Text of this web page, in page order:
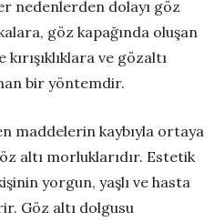
nedenlerden dolayı göz
göz kapağında oluşan
ve gözaltı
bir yöntemdir.
maddelerin kaybıyla ortaya
altı morluklarıdır. Estetik
yorgun, yaşlı ve hasta
Göz altı dolgusu